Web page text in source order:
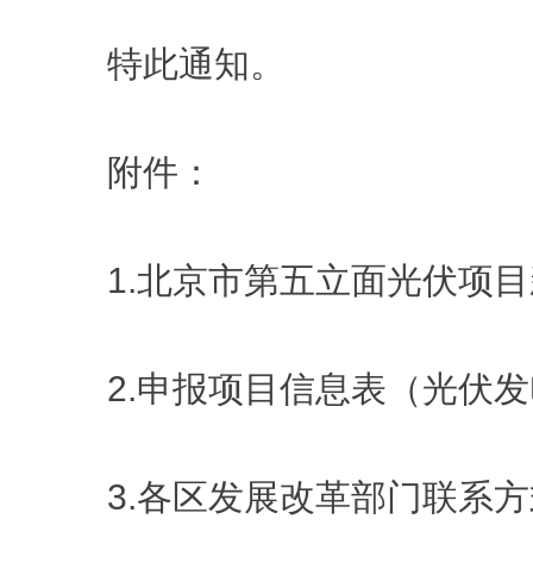
特此通知。
附件：
1.北京市第五立面光伏项
2.申报项目信息表（光伏
3.各区发展改革部门联系